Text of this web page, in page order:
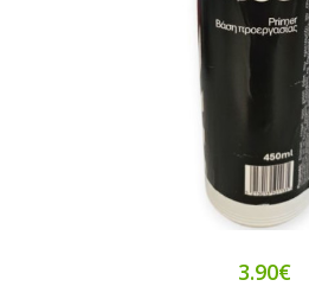
3.90€